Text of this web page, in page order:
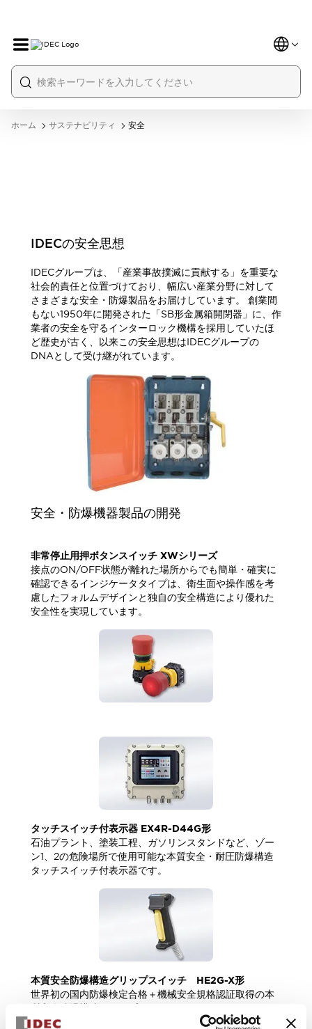
ホーム サステナビリティ 安全
IDECの安全思想
IDECグループは、「産業事故撲滅に貢献する」を重要な
社会的責任と位置づけており、幅広い産業分野に対して
さまざまな安全・防爆製品をお届けしています。 創業間
もない1950年に開発された「SB形金属箱開閉器」に、作
業者の安全を守るインターロック機構を採用していたほ
ど歴史が古く、以来この安全思想はIDECグループの
DNAとして受け継がれています。
安全・防爆機器製品の開発
非常停止用押ボタンスイッチ XWシリーズ
接点のON/OFF状態が離れた場所からでも簡単・確実に
確認できるインジケータタイプは、衛生面や操作感を考
慮したフォルムデザインと独自の安全構造により優れた
安全性を実現しています。
タッチスイッチ付表示器 EX4R-D44G形
石油プラント、塗装工程、ガソリンスタンドなど、ゾー
ン1、2の危険場所で使用可能な本質安全・耐圧防爆構造
タッチスイッチ付表示器です。
本質安全防爆構造グリップスイッチ HE2G-X形
世界初の国内防爆検定合格＋機械安全規格認証取得の本
質安全防爆構造グリップスイッチです。ＥＢ3Ｎ形セーフ
ティリレーバリアを接続することにより、爆発性雰囲気